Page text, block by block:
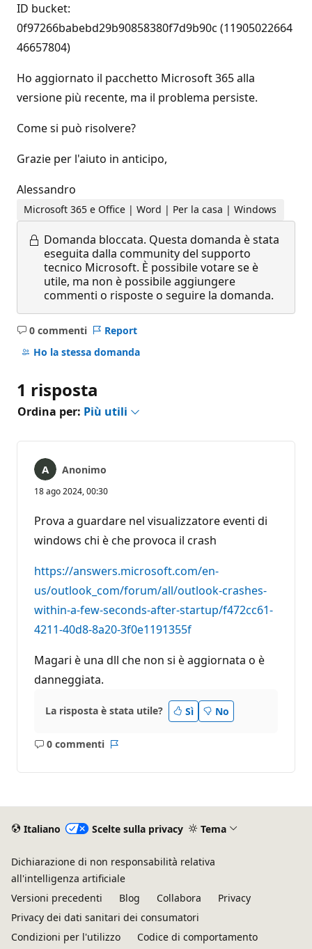
ID bucket:
0f97266babebd29b90858380f7d9b90c (11905022664
46657804)
Ho aggiornato il pacchetto Microsoft 365 alla
versione più recente, ma il problema persiste.
Come si può risolvere?
Grazie per l'aiuto in anticipo,
Alessandro
Microsoft 365 e Office | Word | Per la casa | Windows
Domanda bloccata. Questa domanda è stata
eseguita dalla community del supporto
tecnico Microsoft. È possibile votare se è
utile, ma non è possibile aggiungere
commenti o risposte o seguire la domanda.
0 commenti
Nessun
commento
Report
Ho la stessa domanda
1 risposta
Ordina per: Più utili
Anonimo
18 ago 2024, 00:30
Prova a guardare nel visualizzatore eventi di
windows chi è che provoca il crash
https://answers.microsoft.com/en-
us/outlook_com/forum/all/outlook-crashes-
within-a-few-seconds-after-startup/f472cc61-
4211-40d8-8a20-3f0e1191355f
Magari è una dll che non si è aggiornata o è
danneggiata.
La risposta è stata utile? Sì No
0 commenti
Nessun
Italiano Scelte sulla privacy Tema
Dichiarazione di non responsabilità relativa
all'intelligenza artificiale
Versioni precedenti
Blog Collabora
Privacy
Privacy dei dati sanitari dei consumatori
Condizioni per l'utilizzo
Codice di comportamento